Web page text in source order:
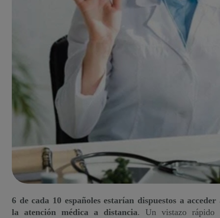
6 de cada 10 españoles estarían dispuestos a acceder
la atención médica a distancia. Un vistazo rápido